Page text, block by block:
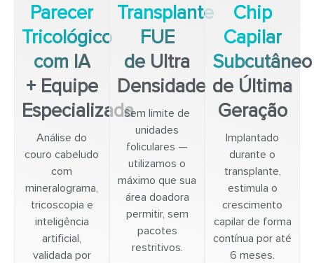
Parecer
Tricológico
com IA
+ Equipe
Especializada
Análise do
couro cabeludo
com
mineralograma,
tricoscopia e
inteligência
artificial,
validada por
Transplante
FUE
de Ultra
Densidade
Sem limite de
unidades
foliculares —
utilizamos o
máximo que sua
área doadora
permitir, sem
pacotes
restritivos.
Chip
Capilar
Subcutâneo
de Última
Geração
Implantado
durante o
transplante,
estimula o
crescimento
capilar de forma
contínua por até
6 meses.